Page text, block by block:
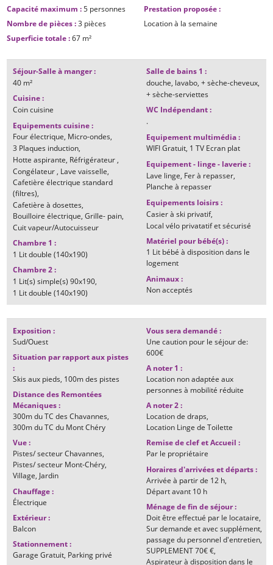
Capacité maximum :5 personnes
Nombre de pièces:3 pièces
Superficie totale:67 m²
Prestation proposée:
Location à la semaine
Séjour-Salle à manger:
40 m²
Cuisine:
Coin cuisine
Equipements cuisine:
Four électrique Micro-ondes
3 Plaques induction
Hotte aspirante Réfrigérateur
Congélateur Lave vaisselle
Cafetière électrique standard
(filtres)
Cafetière à dosettes
Bouilloire électrique Grille- pain
Cuit vapeur/Autocuisseur
Chambre 1:
1 Lit double (140x190)
Chambre 2:
1 Lit(s) simple(s) 90x190
1 Lit double (140x190)
Salle de bains 1 :
douche lavabo + sèche-cheveux
+ sèche-serviettes
WC Indépendant:
.
Equipement multimédia:
WIFI Gratuit 1 TV Ecran plat
Equipement - linge - laverie:
Lave linge Fer à repasser
Planche à repasser
Equipements loisirs:
Casier à ski privatif
Local vélo privatatif et sécurisé
Matériel pour bébé(s):
1 Lit bébé à disposition dans le
logement
Animaux:
Non acceptés
Exposition:
Sud/Ouest
Situation par rapport aux pistes
:
Skis aux pieds 100mdes pistes
Distance des Remontées
Mécaniques:
300mdu TC des Chavannes
300mdu TC du Mont Chéry
Vue:
Pistes/ secteur Chavannes
Pistes/ secteur Mont-Chéry
Village Jardin
Chauffage:
Électrique
Extérieur:
Balcon
Stationnement:
Garage Gratuit Parking privé
Vous sera demandé:
Une caution pour le séjour de:
600€
A noter 1 :
Location non adaptée aux
personnes à mobilité réduite
A noter 2:
Location de draps
Location Linge de Toilette
Remise de clef et Accueil :
Par le propriétaire
Horaires d'arrivées et départs:
Arrivée à partir de 12 h
Départ avant 10 h
Ménage de fin de séjour:
Doit être effectué par le locataire
Sur demande et avec supplément,
passage du personnel d'entretien
SUPPLEMENT70€ €
Aspirateur à disposition dans le